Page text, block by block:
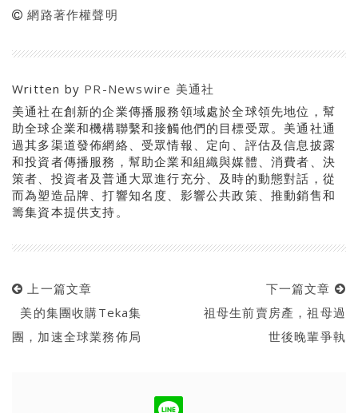
網路著作權聲明
Written by PR-Newswire 美通社
美通社在創新的企業傳播服務領域處於全球領先地位，幫
助全球企業和機構聯繫和接觸他們的目標受眾。美通社通
過其多渠道發佈網絡、受眾情報、定向、評估及信息披露
和投資者傳播服務，幫助企業和組織與媒體、消費者、決
策者、投資者及普通大眾進行充分、及時的動態對話，從
而為塑造品牌、打響知名度、影響公共政策、推動銷售和
籌集資本提供支持。
上一篇文章
美的集團收購Teka集
團，加速全球業務佈局
下一篇文章
祖母生前賣房產，祖母過
世後晚輩爭執